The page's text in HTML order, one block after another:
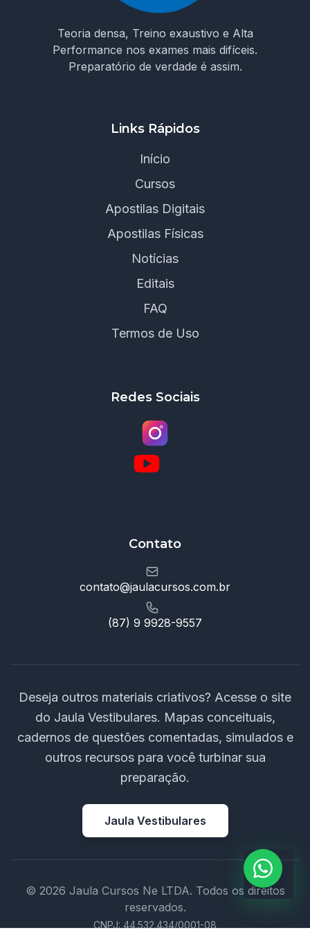
Teoria densa, Treino exaustivo e Alta
Performance nos exames mais difíceis.
Preparatório de verdade é assim.
Links Rápidos
Início
Cursos
Apostilas Digitais
Apostilas Físicas
Notícias
Editais
FAQ
Termos de Uso
Redes Sociais
Contato
contato@jaulacursos.com.br
(87) 9 9928-9557
Deseja outros materiais criativos? Acesse o site
do Jaula Vestibulares. Mapas conceituais,
cadernos de questões comentadas, simulados e
outros recursos para você turbinar sua
preparação.
Jaula Vestibulares
© 2026 Jaula Cursos Ne LTDA. Todos os direitos
reservados.
CNPJ: 44.532.434/0001-08